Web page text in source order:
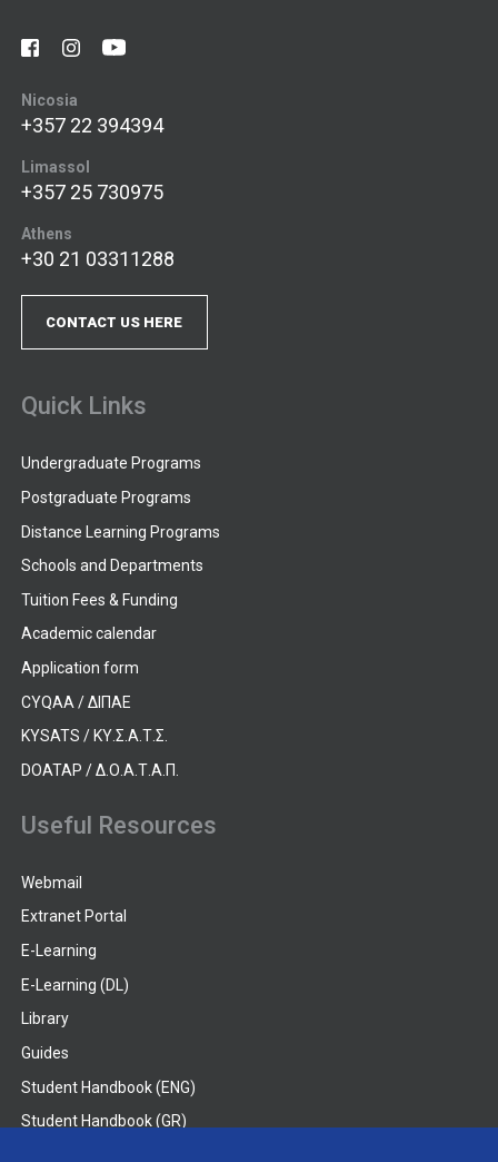
Nicosia
+357 22 394394
Limassol
+357 25 730975
Athens
+30 21 03311288
CONTACT US HERE
Quick Links
Undergraduate Programs
Postgraduate Programs
Distance Learning Programs
Schools and Departments
Tuition Fees & Funding
Academic calendar
Application form
CYQAA / ΔΙΠΑΕ
KYSATS / ΚΥ.Σ.Α.Τ.Σ.
DOATAP / Δ.Ο.Α.Τ.Α.Π.
Useful Resources
Webmail
Extranet Portal
E-Learning
E-Learning (DL)
Library
Guides
Student Handbook (ENG)
Student Handbook (GR)